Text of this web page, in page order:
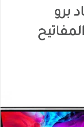
برو